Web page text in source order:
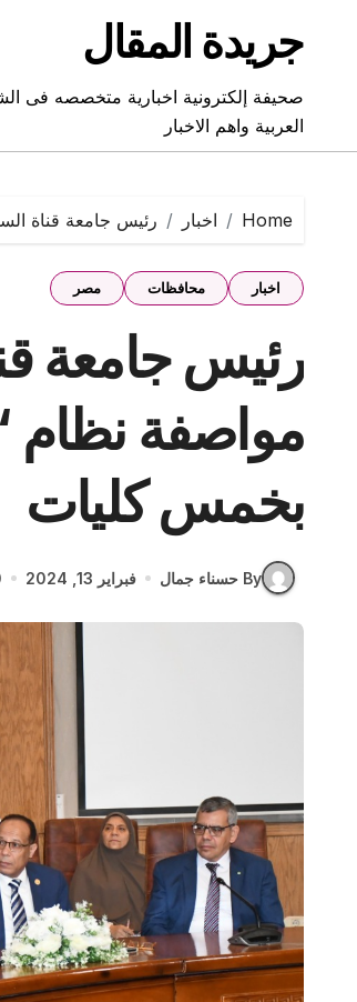
contentجريدة المقال
صحيفة إلكترونية اخبارية متخصصه فى
العربية واهم الاخبار
Home اخبار رئيس جامعة قناة السويس
اخبار محافظات مصر
رئيس جامعة
بخمس كليات
By حسناء جمال فبراير 13, 2024 0